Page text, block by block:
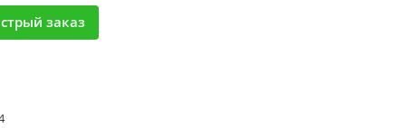
заказ